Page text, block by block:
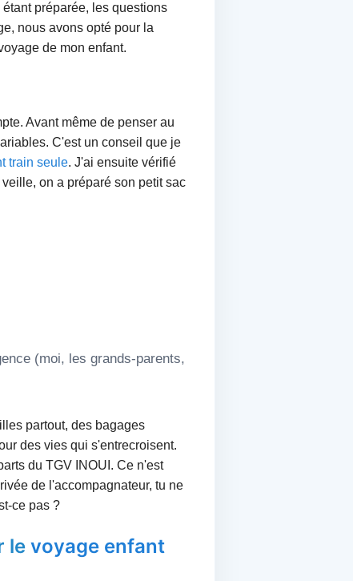
préparée, les questions
nous avons opté pour la
de mon enfant.
Avant même de penser au
C'est un conseil que je
train seule. J'ai ensuite vérifié
on a préparé son petit sac
(moi, les grands-parents,
partout, des bagages
des vies qui s'entrecroisent.
du TGV INOUI. Ce n'est
de l'accompagnateur, tu ne
ce pas ?
le voyage enfant